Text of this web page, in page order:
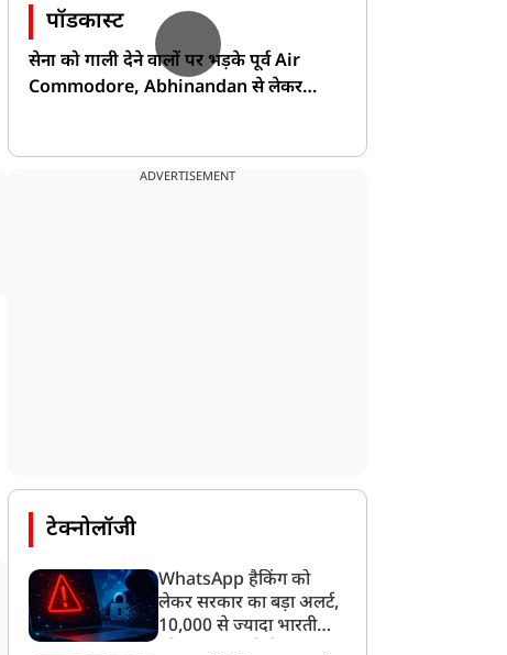
पॉडकास्ट
सेना को गाली देने वालों पर भड़के पूर्व Air
Commodore, Abhinandan से लेकर
ADVERTISEMENT
टेक्नोलॉजी
WhatsApp हैकिंग को
लेकर सरकार का बड़ा अलर्ट,
10,000 से ज्यादा भारतीयों